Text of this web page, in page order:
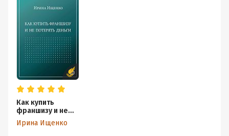
Как купить
франшизу и не
потерять деньги
Ирина Ищенко